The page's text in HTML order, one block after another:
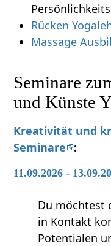
Rücken
Massage
Seminare
und Künste
Kreativität und
Seminare
:
11.09.2026 -
Du möchtest
in Kontakt
Potentialen